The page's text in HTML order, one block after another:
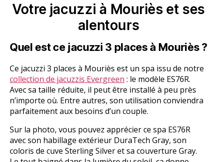
Votre jacuzzi à Mouriès et ses
alentours
Quel est ce jacuzzi 3 places à Mouriès ?
Ce jacuzzi 3 places à Mouriès est un spa issu de notre
collection de jacuzzis Evergreen : le modèle ES76R.
Avec sa taille réduite, il peut être installé à peu près
n’importe où. Entre autres, son utilisation conviendra
parfaitement aux besoins d’un couple.
Sur la photo, vous pouvez apprécier ce spa ES76R
avec son habillage extérieur DuraTech Gray, son
coloris de cuve Sterling Silver et sa couverture Gray.